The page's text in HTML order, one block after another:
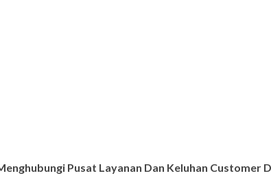
Pusat Layanan Dan Keluhan Customer